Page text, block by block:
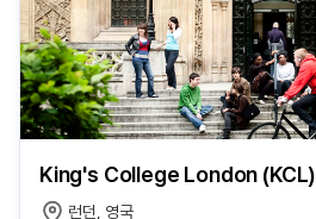
King's College London (KCL)
런던, 영국